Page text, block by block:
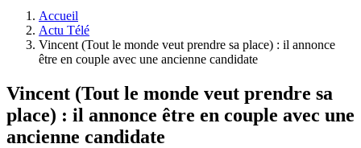
Accueil
Actu Télé
Vincent (Tout le monde veut prendre sa place) : il annonce
être en couple avec une ancienne candidate
Vincent (Tout le monde veut prendre sa
place) : il annonce être en couple avec une
ancienne candidate